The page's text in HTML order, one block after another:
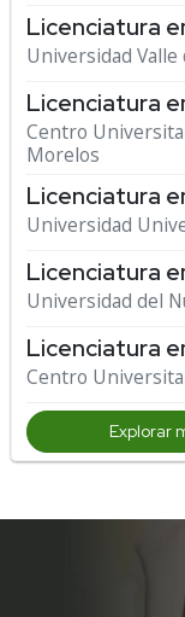
Licenciatura
Universidad Valle
Licenciatura
Centro
Morelos
Licenciatura
Universidad
Licenciatura
Universidad del
Licenciatura
Centro
Explorar